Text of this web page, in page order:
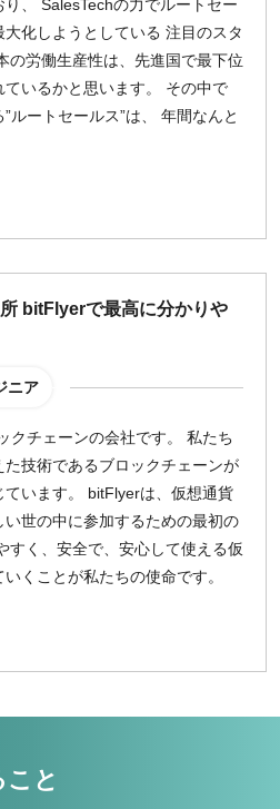
り、 SalesTechの力でルートセー
化しようとしている 注目のスタ
の労働生産性は、先進国で最下位
いるかと思います。 その中で
ルートセールス”は、 年間なんと
bitFlyerで最高に分かりや
ニア
クチェーンの会社です。 私たち
技術であるブロックチェーンが
います。 bitFlyerは、仮想通貨
い世の中に参加するための最初の
すく、安全で、安心して使える仮
くことが私たちの使命です。
と